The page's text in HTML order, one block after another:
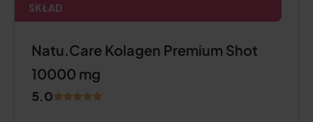
SKŁAD
Natu.Care Kolagen Premium Shot
10000 mg
5.0